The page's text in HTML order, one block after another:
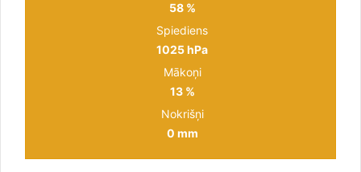
58 %
Spiediens
1025 hPa
Mākoņi
13 %
Nokrišņi
0 mm